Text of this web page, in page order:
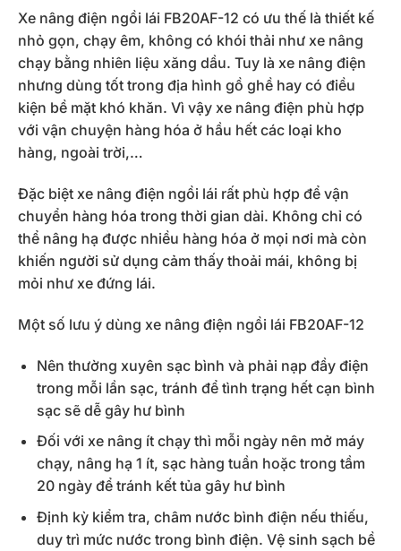
Xe nâng điện ngồi lái FB20AF-12 có ưu thế là thiết kế
nhỏ gọn, chạy êm, không có khói thải như xe nâng
chạy bằng nhiên liệu xăng dầu. Tuy là xe nâng điện
nhưng dùng tốt trong địa hình gồ ghề hay có điều
kiện bề mặt khó khăn. Vì vậy xe nâng điện phù hợp
với vận chuyện hàng hóa ở hầu hết các loại kho
hàng, ngoài trời,…
Đặc biệt xe nâng điện ngồi lái rất phù hợp để vận
chuyển hàng hóa trong thời gian dài. Không chỉ có
thể nâng hạ được nhiều hàng hóa ở mọi nơi mà còn
khiến người sử dụng cảm thấy thoải mái, không bị
mỏi như xe đứng lái.
Một số lưu ý dùng xe nâng điện ngồi lái FB20AF-12
Nên thường xuyên sạc bình và phải nạp đầy điện
trong mỗi lần sạc, tránh để tình trạng hết cạn bình
sạc sẽ dễ gây hư bình
Đối với xe nâng ít chạy thì mỗi ngày nên mở máy
chạy, nâng hạ 1 ít, sạc hàng tuần hoặc trong tầm
20 ngày để tránh kết tủa gây hư bình
Định kỳ kiểm tra, châm nước bình điện nếu thiếu,
duy trì mức nước trong bình điện. Vệ sinh sạch bề